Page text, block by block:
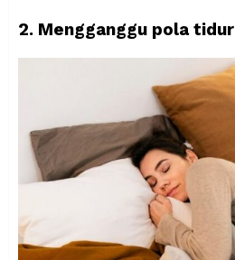
2. Mengganggu pola tidur